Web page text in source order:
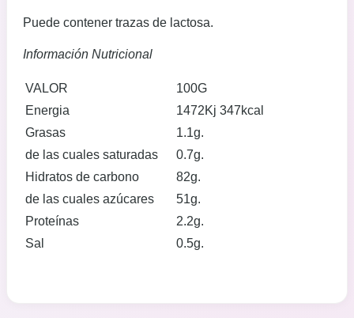
Puede contener trazas de lactosa.
Información Nutricional
VALOR
100G
Energia
1472Kj 347kcal
Grasas
1.1g.
de las cuales saturadas
0.7g.
Hidratos de carbono
82g.
de las cuales azúcares
51g.
Proteínas
2.2g.
Sal
0.5g.